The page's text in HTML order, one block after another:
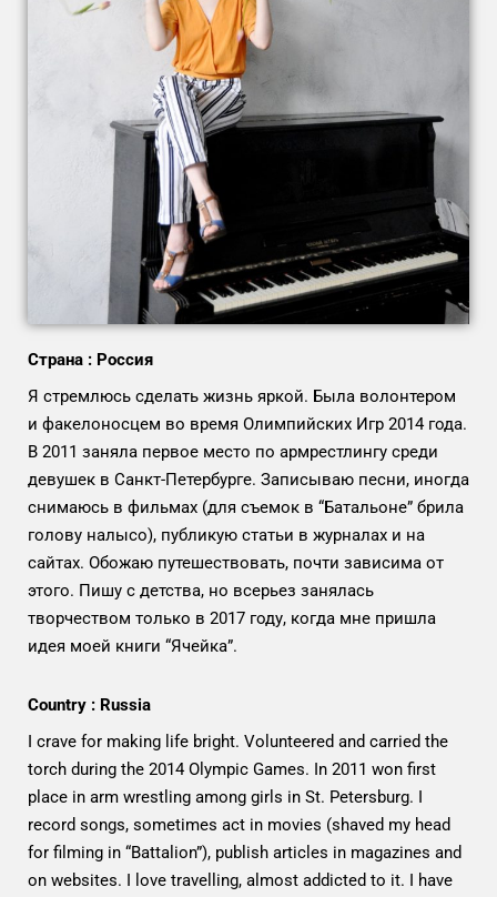
Страна : Россия
Я стремлюсь сделать жизнь яркой. Была волонтером
и факелоносцем во время Олимпийских Игр 2014 года.
В 2011 заняла первое место по армрестлингу среди
девушек в Санкт-Петербурге. Записываю песни, иногда
снимаюсь в фильмах (для съемок в “Батальоне” брила
голову налысо), публикую статьи в журналах и на
сайтах. Обожаю путешествовать, почти зависима от
этого. Пишу с детства, но всерьез занялась
творчеством только в 2017 году, когда мне пришла
идея моей книги “Ячейка”.
Country : Russia
I crave for making life bright. Volunteered and carried the
torch during the 2014 Olympic Games. In 2011 won first
place in arm wrestling among girls in St. Petersburg. I
record songs, sometimes act in movies (shaved my head
for filming in “Battalion”), publish articles in magazines and
on websites. I love travelling, almost addicted to it. I have